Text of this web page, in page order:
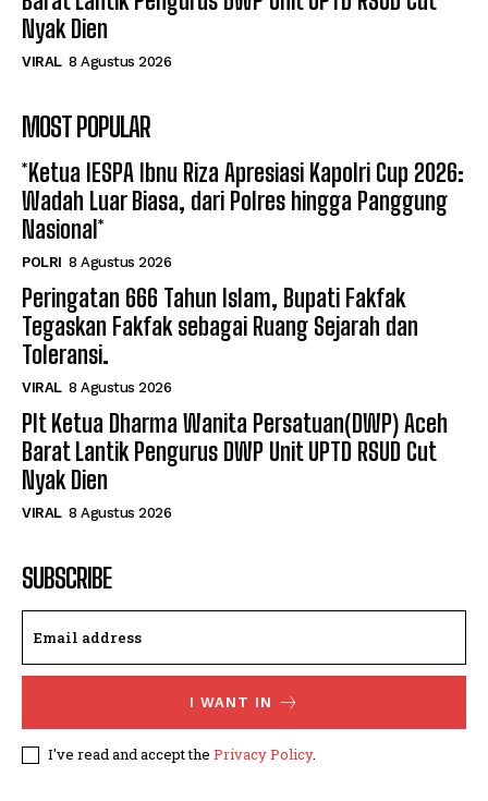
Nyak Dien
VIRAL 8 Agustus 2026
MOST POPULAR
*Ketua IESPA Ibnu Riza Apresiasi Kapolri Cup 2026:
Wadah Luar Biasa, dari Polres hingga Panggung
Nasional*
POLRI 8 Agustus 2026
Peringatan 666 Tahun Islam, Bupati Fakfak
Tegaskan Fakfak sebagai Ruang Sejarah dan
Toleransi.
VIRAL 8 Agustus 2026
Plt Ketua Dharma Wanita Persatuan(DWP) Aceh
Barat Lantik Pengurus DWP Unit UPTD RSUD Cut
Nyak Dien
VIRAL 8 Agustus 2026
SUBSCRIBE
I WANT IN
I've read and accept the Privacy Policy.